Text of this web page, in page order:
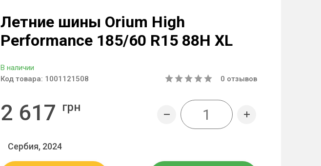
Летние шины Orium High
Performance 185/60 R15 88H XL
В наличии
Код товара: 1001121508 0 отзывов
2 617 грн
Сербия, 2024